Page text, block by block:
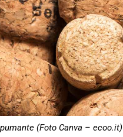
(Foto Canva – ecoo.it)